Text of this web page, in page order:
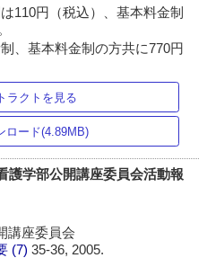
110円（税込）、基本料金制
、基本料金制の方共に770円
ラクトを見る
ロード(4.89MB)
護学部公開講座委員会活動報
講座委員会
(7)35-36, 2005.